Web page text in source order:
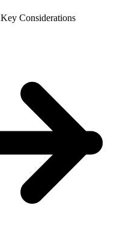
Key Considerations